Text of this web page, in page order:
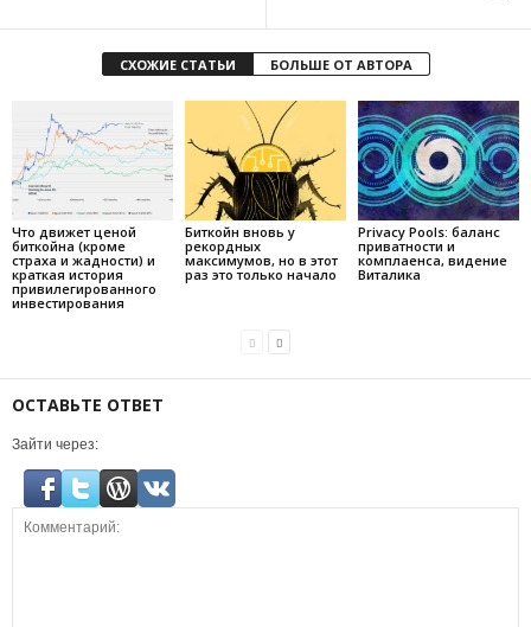
СХОЖИЕ СТАТЬИ БОЛЬШЕ ОТ АВТОРА
Что движет ценой
биткойна (кроме
страха и жадности) и
краткая история
привилегированного
инвестирования
Биткойн вновь у
рекордных
максимумов, но в этот
раз это только начало
Privacy Pools: баланс
приватности и
комплаенса, видение
Виталика
ОСТАВЬТЕ ОТВЕТ
Зайти через: